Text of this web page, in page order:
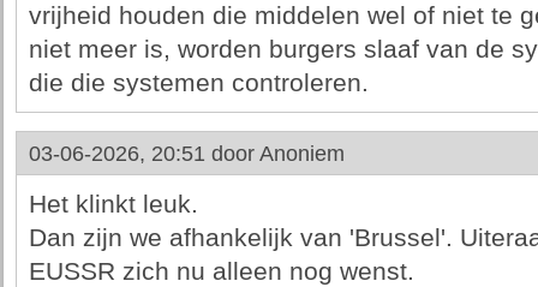
vrijheid houden die middelen wel of niet te
niet meer is, worden burgers slaaf van de
die die systemen controleren.
03-06-2026, 20:51 door Anoniem
Het klinkt leuk.
Dan zijn we afhankelijk van 'Brussel'.
EUSSR zich nu alleen nog wenst.